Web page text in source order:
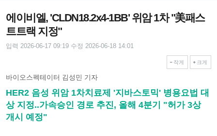
에이비엘, 'CLDN18.2x4-1BB' 위암 1차 "美패스
트트랙 지정"
입력 2026-06-17 09:19 수정 2026-06-18 14:01
작게 크게
바이오스펙테이터 김성민 기자
HER2 음성 위암 1차치료제 '지바스토믹' 병용요법 대
상 지정..가속승인 경로 추진, 올해 4분기 "허가 3상
개시 예정"